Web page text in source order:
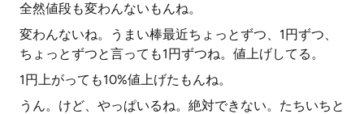
全然値段も変わんないもんね。
変わんないね。うまい棒最近ちょっとずつ、1円ずつ、
ちょっとずつと言っても1円ずつね。値上げしてる。
1円上がっても10%値上げたもんね。
うん。けど、やっぱいるね。絶対できない。たちいちと